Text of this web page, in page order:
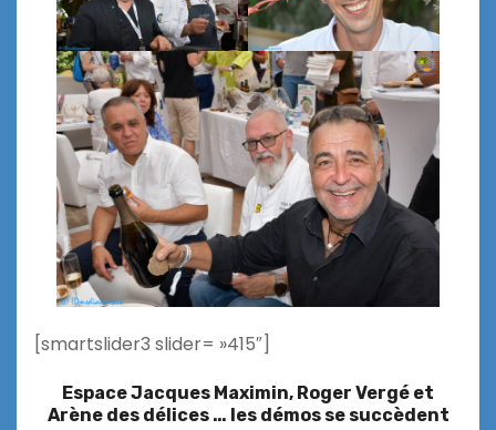
[smartslider3 slider= »415″]
Espace Jacques Maximin, Roger Vergé et
Arène des délices … les démos se succèdent